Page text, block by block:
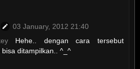
03 January, 2012 21:40
Hehe.. dengan cara tersebut
bisa ditampilkan.. ^_^